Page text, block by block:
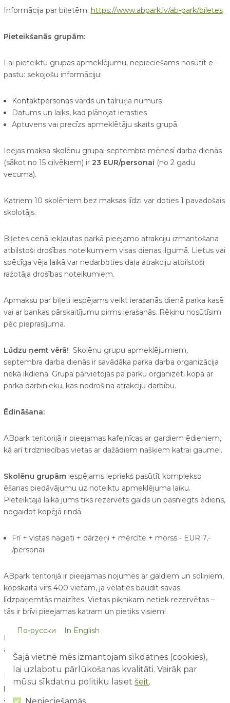
Informācija par biļetēm: https://www.abpark.lv/ab-park/biletes
Pieteikšanās grupām:
Lai pieteiktu grupas apmeklējumu, nepieciešams nosūtīt e-
pastu: sekojošu informāciju:
Kontaktpersonas vārds un tālruņa numurs
Datums un laiks, kad plānojat ierasties
Aptuvens vai precīzs apmeklētāju skaits grupā.
Ieejas maksa skolēnu grupai septembra mēnesī darba dienās
(sākot no 15 cilvēkiem) ir 23 EUR/personai (no 2 gadu
vecuma).
Katriem 10 skolēniem bez maksas līdzi var doties 1 pavadošais
skolotājs.
Biļetes cenā iekļautas parkā pieejamo atrakciju izmantošana
atbilstoši drošības noteikumiem visas dienas ilgumā. Lietus vai
spēcīga vēja laikā var nedarboties daļa atrakciju atbilstoši
ražotāja drošības noteikumiem.
Apmaksu par biļeti iespējams veikt ierašanās dienā parka kasē
vai ar bankas pārskaitījumu pirms ierašanās. Rēķinu nosūtīsim
pēc pieprasījuma.
Lūdzu ņemt vērā! Skolēnu grupu apmeklējumiem,
septembra darba dienās ir savādāka parka darba organizācija
nekā ikdienā. Grupa pārvietojās pa parku organizēti kopā ar
parka darbinieku, kas nodrošina atrakciju darbību.
Ēdināšana:
ABpark teritorijā ir pieejamas kafejnīcas ar gardiem ēdieniem,
kā arī tirdzniecības vietas ar dažādiem našķiem katrai gaumei.
Skolēnu grupāmiespējams iepriekš pasūtīt komplekso
ēšanas piedāvājumu uz noteiktu apmeklējuma laiku.
Pieteiktajā laikā jums tiks rezervēts galds un pasniegts ēdiens,
negaidot kopējā rindā.
Frī + vistas nageti + dārzeņi + mērcīte + morss - EUR 7,-
/personai
ABpark teritorijā ir pieejamas nojumes ar galdiem un soliņiem,
kopskaitā virs 400 vietām, ja vēlaties baudīt savas
līdzpaņemtās maizītes. Vietas piknikam netiek rezervētas –
tās ir brīvi pieejamas katram un pietiks visiem!
Ņemot vērā parka plašo teritoriju rekomendējam ieplānot
apmeklējumam vismaz 5 stundas.
Parka teritorijā aizliegts ienest stikla traukus, asus
priekšmetus, kurināt ugunskurus vai lietot ierīces ar atklātu vai
apsegtu uguns liesmu.
По-русски In English
Šajā vietnē mēs izmantojam sīkdatnes (cookies),
lai uzlabotu pārlūkošanas kvalitāti. Vairāk par
mūsu sīkdatņu politiku lasiet šeit.
Nepieciešamās